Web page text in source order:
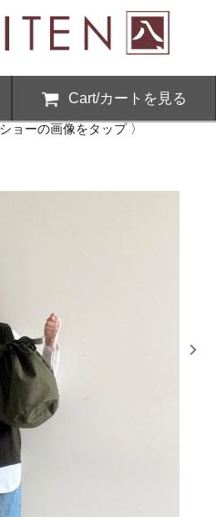
Cart/カートを見る
ョーの画像をタップ 〉